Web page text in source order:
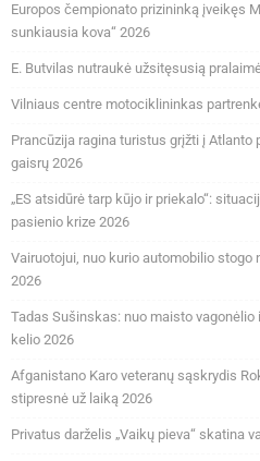
Europos čempionato prizininką įveikęs
sunkiausia kova“ 2026
E. Butvilas nutraukė užsitęsusią
Vilniaus centre motociklininkas
Prancūzija ragina turistus grįžti į Atlanto
gaisrų 2026
„ES atsidūrė tarp kūjo ir priekalo“:
pasienio krize 2026
Vairuotojui, nuo kurio automobilio stogo
2026
Tadas Sušinskas: nuo maisto vagonėlio
kelio 2026
Afganistano Karo veteranų sąskrydis
stipresnė už laiką 2026
Privatus darželis „Vaikų pieva“ skatina